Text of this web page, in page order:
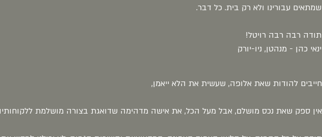
שמתאים עבורינו ולא רק בית. כל דבר.
תודה רבה רבה רויטל!
ינאי כהן - מנהטן, ניו-יורק
חייבים להודות שאת אלופה, שעשית את הלא ייאמן,
אין ספק שאת נכס מושלם, אבל מעל הכל, את אישה מדהימה שדואגת בצורה מושלמת